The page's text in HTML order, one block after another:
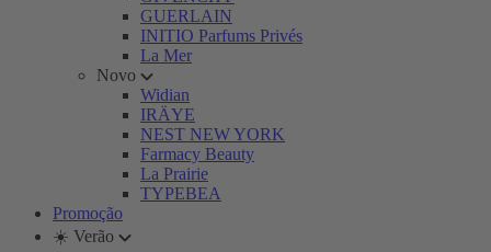
GUERLAIN
INITIO Parfums Privés
La Mer
Novo
Widian
IRÄYE
NEST NEW YORK
Farmacy Beauty
La Prairie
TYPEBEA
Promoção
☀️ Verão